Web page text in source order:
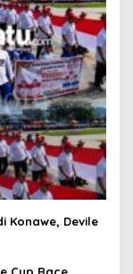
Konawe, Devile